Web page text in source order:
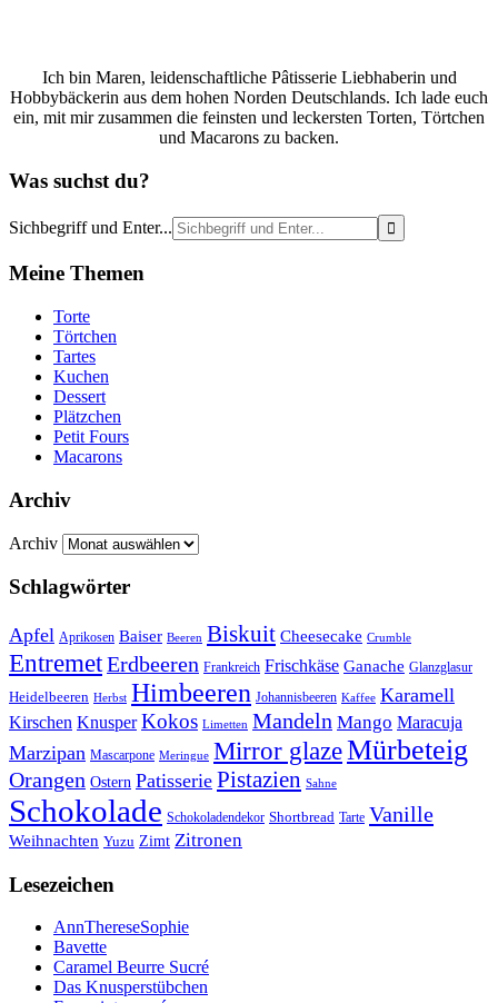
Ich bin Maren, leidenschaftliche Pâtisserie Liebhaberin und
Hobbybäckerin aus dem hohen Norden Deutschlands. Ich lade euch
ein, mit mir zusammen die feinsten und leckersten Torten, Törtchen
und Macarons zu backen.
Was suchst du?
Sichbegriff und Enter...
Meine Themen
Torte
Törtchen
Tartes
Kuchen
Dessert
Plätzchen
Petit Fours
Macarons
Archiv
Archiv
Schlagwörter
Apfel Aprikosen Baiser Beeren Biskuit Cheesecake Crumble
EntremetErdbeeren Frankreich Frischkäse Ganache Glanzglasur
Heidelbeeren Herbst Himbeeren Johannisbeeren Kaffee Karamell
Kirschen Knusper Kokos Limetten Mandeln Mango Maracuja
Marzipan Mascarpone Meringue Mirror glazeMürbeteig
Orangen Ostern Patisserie Pistazien Sahne
Schokolade Schokoladendekor Shortbread Tarte Vanille
Weihnachten Yuzu Zimt Zitronen
Lesezeichen
AnnThereseSophie
Bavette
Caramel Beurre Sucré
Das Knusperstübchen